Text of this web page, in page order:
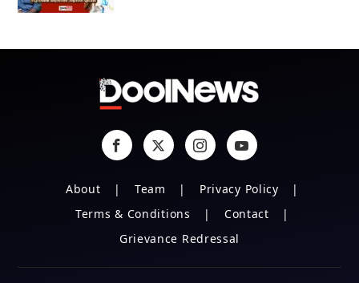
About Team
Privacy Policy
Terms & Conditions
Contact
Grievance Redressal